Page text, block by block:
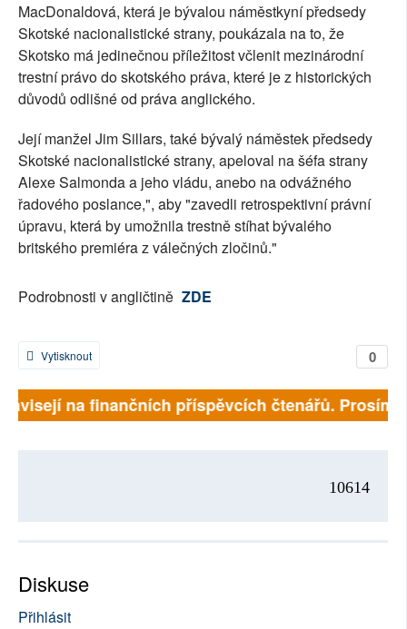
MacDonaldová, která je bývalou náměstkyní předsedy
Skotské nacionalistické strany, poukázala na to, že
Skotsko má jedinečnou příležitost včlenit mezinárodní
trestní právo do skotského práva, které je z historických
důvodů odlišné od práva anglického.
Její manžel Jim Sillars, také bývalý náměstek předsedy
Skotské nacionalistické strany, apeloval na šéfa strany
Alexe Salmonda a jeho vládu, anebo na odvážného
řadového poslance,", aby "zavedli retrospektivní právní
úpravu, která by umožnila trestně stíhat bývalého
britského premiéra z válečných zločinů."
Podrobnosti v angličtině ZDE
0
Vytisknout
na finančních příspěvcích čtenářů.
10614
Diskuse
Přihlásit